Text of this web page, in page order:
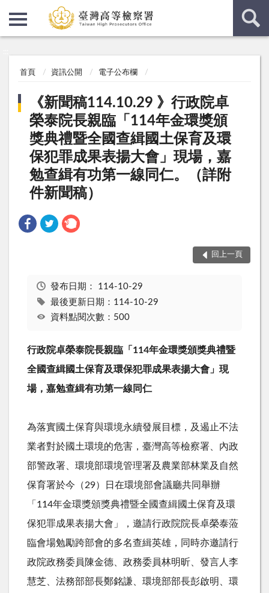
首頁 資訊公開 電子公布欄
《新聞稿114.10.29 》行政院卓
榮泰院長親臨「114年金環獎頒
獎典禮暨全國查緝國土保育及環
保犯罪成果表揚大會」現場，嘉
勉查緝有功第一線同仁。（詳附
件新聞稿）
回上一頁
發布日期： 114-10-29
最後更新日期：114-10-29
資料點閱次數：500
行政院卓榮泰院長親臨「 114年金環獎頒獎典禮暨
全國查緝國土保育及環保犯罪成果表揚大會」現
場，嘉勉查緝有功第一線同仁
為落實國土保育與環境永續發展目標，及遏止不法
業者對於國土環境的危害，臺灣高等檢察署、內政
部警政署、環境部環境管理署及農業部林業及自然
保育署於今（29）日在環境部會議廳共同舉辦
「 114年金環獎頒獎典禮暨全國查緝國土保育及環
保犯罪成果表揚大會」，邀請行政院院長卓榮泰蒞
臨會場勉勵跨部會的多名查緝英雄，同時亦邀請行
政院政務委員陳金德、政務委員林明昕、發言人李
慧芝、法務部部長鄭銘謙、環境部部長彭啟明、環